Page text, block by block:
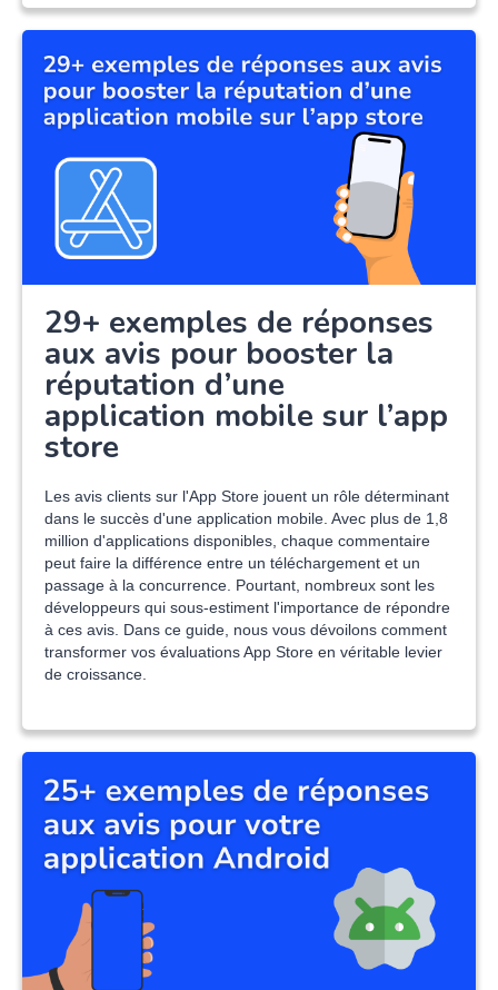
29+ exemples de réponses
aux avis pour booster la
réputation d’une
application mobile sur l’app
store
Les avis clients sur l'App Store jouent un rôle déterminant
dans le succès d'une application mobile. Avec plus de 1,8
million d'applications disponibles, chaque commentaire
peut faire la différence entre un téléchargement et un
passage à la concurrence. Pourtant, nombreux sont les
développeurs qui sous-estiment l'importance de répondre
à ces avis. Dans ce guide, nous vous dévoilons comment
transformer vos évaluations App Store en véritable levier
de croissance.